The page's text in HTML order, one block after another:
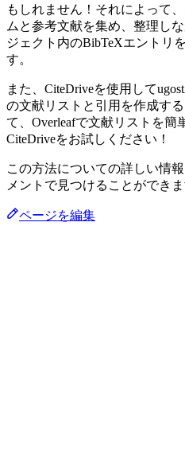
もしれません！それによって
ムと参考文献を集め、整理し
ジェクト内のBibTeXエントリ
す。
また、CiteDriveを使用して
の文献リストと引用を作成す
て、Overleafで文献リストを簡
CiteDriveをお試しください！
この方法についての詳しい情
メントで見つけることができま
ページを編集